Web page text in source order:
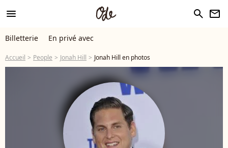
menu search newsletter
Billetterie En privé avec
Accueil People Jonah Hill Jonah Hill en photos